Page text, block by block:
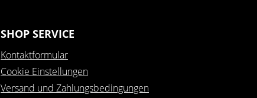
SHOP SERVICE
Kontaktformular
Cookie Einstellungen
Versand und Zahlungsbedingungen